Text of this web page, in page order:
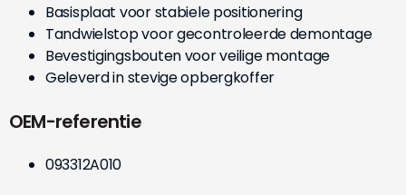
Basisplaat voor stabiele positionering
Tandwielstop voor gecontroleerde demontage
Bevestigingsbouten voor veilige montage
Geleverd in stevige opbergkoffer
OEM-referentie
093312A010